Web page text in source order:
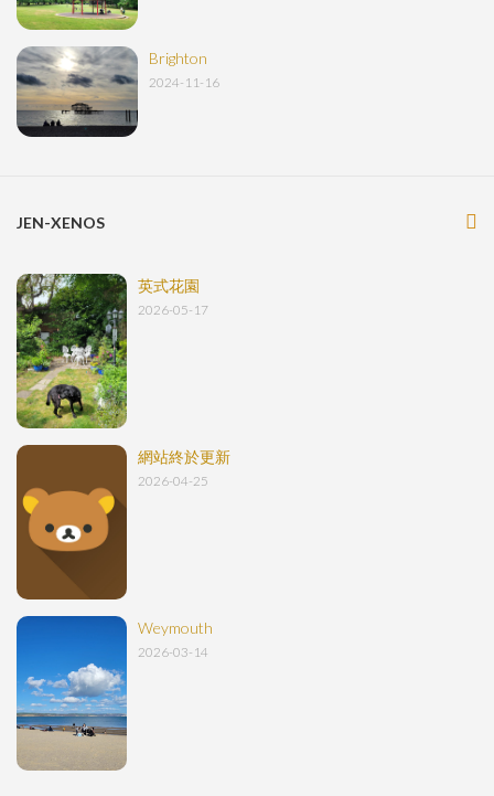
Brighton
2024-11-16
JEN-XENOS
英式花園
2026-05-17
網站終於更新
2026-04-25
Weymouth
2026-03-14